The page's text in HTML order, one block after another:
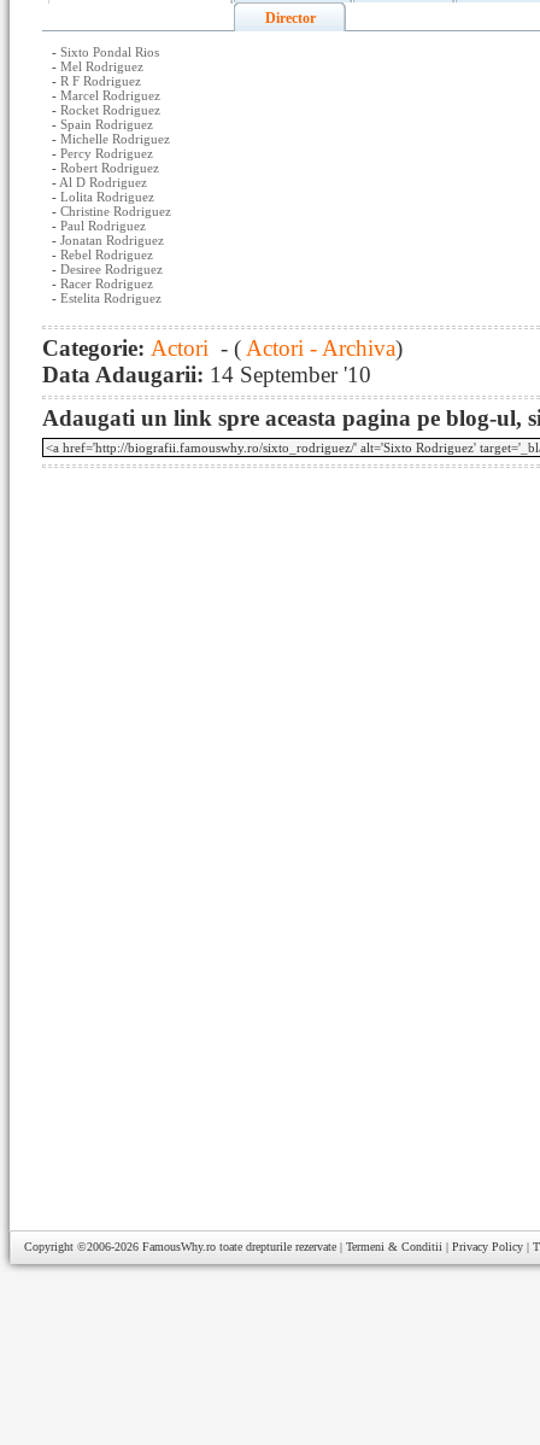
Director
- Sixto Pondal Rios
- Mel Rodriguez
- R F Rodriguez
- Marcel Rodriguez
- Rocket Rodriguez
- Spain Rodriguez
- Michelle Rodriguez
- Percy Rodriguez
- Robert Rodriguez
- Al D Rodriguez
- Lolita Rodriguez
- Christine Rodriguez
- Paul Rodriguez
- Jonatan Rodriguez
- Rebel Rodriguez
- Desiree Rodriguez
- Racer Rodriguez
- Estelita Rodriguez
Categorie: Actori - ( Actori - Archiva)
Data Adaugarii: 14 September '10
Adaugati un link spre aceasta pagina pe blog-ul,
Copyright ©2006-2026 FamousWhy.ro toate drepturile rezervate | Termeni & Conditii | Privacy Policy |